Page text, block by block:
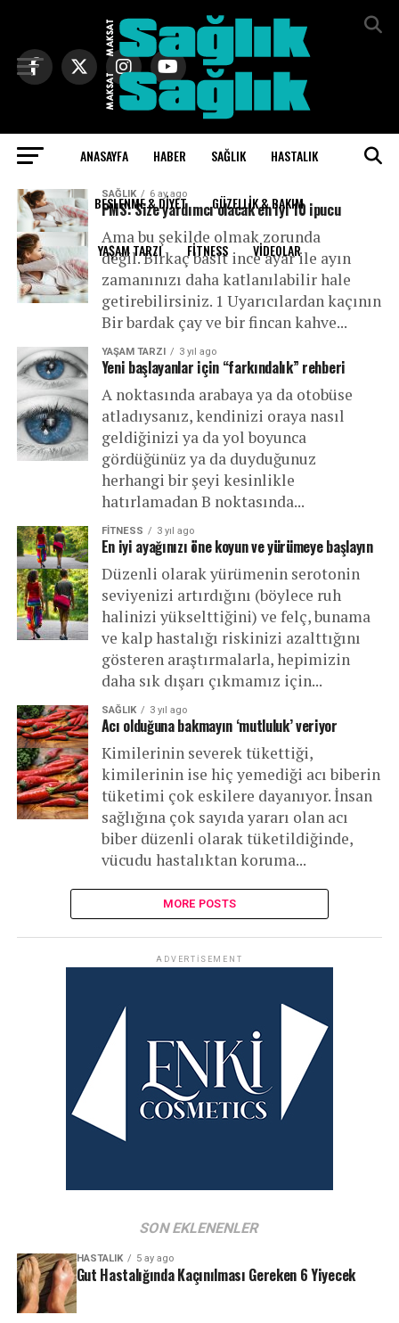
ANASAYFA HABER SAĞLIK HASTALIK
BESLENME & DIYET GÜZELLIK & BAKIM
YAŞAM TARZI FITNESS VIDEOLAR
All posts tagged "serotonin"
SAĞLIK 6 ay ago
PMS: Size yardımcı olacak en iyi 10 ipucu
Ama bu şekilde olmak zorunda
değil. Birkaç basit ince ayar ile ayın
zamanınızı daha katlanılabilir hale
getirebilirsiniz. 1 Uyarıcılardan kaçının
Bir bardak çay ve bir fincan kahve...
YAŞAM TARZI 3 yıl ago
Yeni başlayanlar için “farkındalık” rehberi
A noktasında arabaya ya da otobüse
atladıysanız, kendinizi oraya nasıl
geldiğinizi ya da yol boyunca
gördüğünüz ya da duyduğunuz
herhangi bir şeyi kesinlikle
hatırlamadan B noktasında...
FITNESS 3 yıl ago
En iyi ayağınızı öne koyun ve yürümeye başlayın
Düzenli olarak yürümenin serotonin
seviyenizi artırdığını (böylece ruh
halinizi yükselttiğini) ve felç, bunama
ve kalp hastalığı riskinizi azalttığını
gösteren araştırmalarla, hepimizin
daha sık dışarı çıkmamız için...
SAĞLIK 3 yıl ago
Acı olduğuna bakmayın ‘mutluluk’ veriyor
Kimilerinin severek tükettiği,
kimilerinin ise hiç yemediği acı biberin
tüketimi çok eskilere dayanıyor. İnsan
sağlığına çok sayıda yararı olan acı
biber düzenli olarak tüketildiğinde,
vücudu hastalıktan koruma...
MORE POSTS
ADVERTISEMENT
SON EKLENENLER
HASTALIK 5 ay ago
Gut Hastalığında Kaçınılması Gereken 6 Yiyecek
Exit mobile version